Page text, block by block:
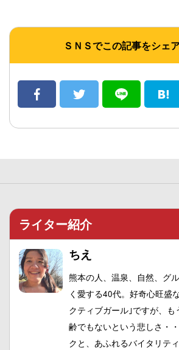
ＳＮＳでこの記事をシェ
ライター紹介
ちえ
熊本の人、温泉、自然、グ
く愛する40代。好奇心旺盛
クティブガール｣ですが、
齢でもないという悲しさ・
クと、あふれるバイタリテ